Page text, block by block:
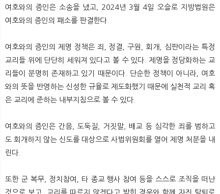
뉴
여호와의 증인은 소송을 냈고, 2024년 3월 4일 오슬로 지방법원은
여호와의 증인의 패소를 판결한다.
여호와의 증인의 제명 정책은 죄, 정결, 구원, 회개, 심판이라는 특정
교리들 위에 단단히 세워져 있다고 볼 수 있다. 제명을 정당화하는 교
리들이 분명히 존재하고 있기 때문이다. 단순한 정책이 아니라, 여호
와의 뜻을 반영하는 신성한 규율로 제도화했기 때문에 실천적 교리 혹
은 교리에 준하는 내부지침으로 볼 수 있다.
여호와의 증인은 간음, 도둑질, 거짓말, 배교 등 심각한 죄를 범하고
도 회개하지 않는 신도를 대상으로 사법위원회를 열어 제명 처분을 내
린다.
또한 군 복무, 정치참여, 타 종교 행사 참여 등을 스스로 조직을 떠난
것으로 보고, 교리를 따르지 않겠다고 밝힌 경우와 함께 자진 탈퇴로